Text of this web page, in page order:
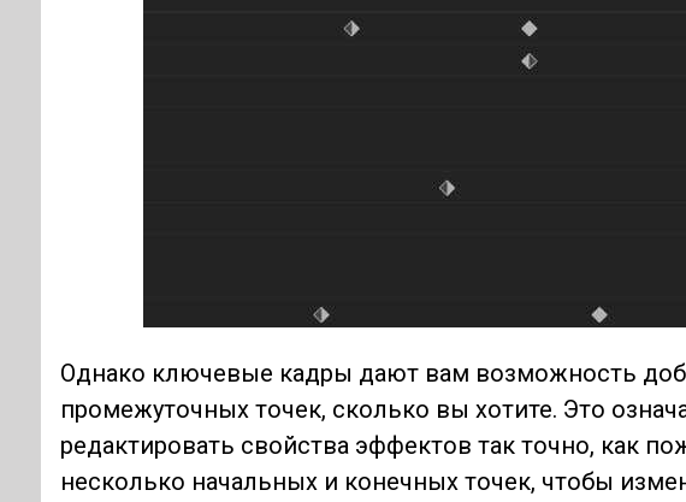
Однако ключевые кадры дают вам возможность
промежуточных точек, сколько вы хотите. Это
редактировать свойства эффектов так точно, как
несколько начальных и конечных точек, чтобы